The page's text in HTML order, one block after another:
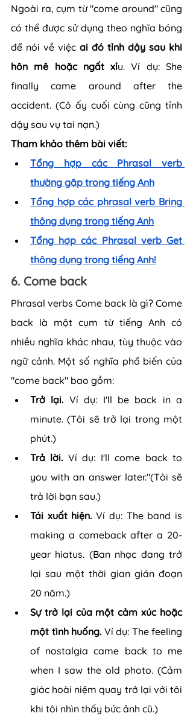
Ngoài ra, cụm từ "come around" cũng
có thể được sử dụng theo nghĩa bóng
để nói về việc ai đó tỉnh dậy sau khi
hôn mê hoặc ngất xỉu. Ví dụ: She
finally came around after the
accident. (Cô ấy cuối cùng cũng tỉnh
dậy sau vụ tai nạn.)
Tham khảo thêm bài viết:
Tổng hợp các Phrasal verb
thường gặp trong tiếng Anh
Tổng hợp các phrasal verb Bring
thông dụng trong tiếng Anh
Tổng hợp các Phrasal verb Get
thông dụng trong tiếng Anh!
6. Come back
Phrasal verbs Come back là gì? Come
back là một cụm từ tiếng Anh có
nhiều nghĩa khác nhau, tùy thuộc vào
ngữ cảnh. Một số nghĩa phổ biến của
"come back" bao gồm:
Trở lại. Ví dụ: I'll be back in a
minute. (Tôi sẽ trở lại trong một
phút.)
Trả lời. Ví dụ: I'll come back to
you with an answer later."(Tôi sẽ
trả lời bạn sau.)
Tái xuất hiện. Ví dụ: The band is
making a comeback after a 20-
year hiatus. (Ban nhạc đang trở
lại sau một thời gian gián đoạn
20 năm.)
Sự trở lại của một cảm xúc hoặc
một tình huống. Ví dụ: The feeling
of nostalgia came back to me
when I saw the old photo. (Cảm
giác hoài niệm quay trở lại với tôi
khi tôi nhìn thấy bức ảnh cũ.)